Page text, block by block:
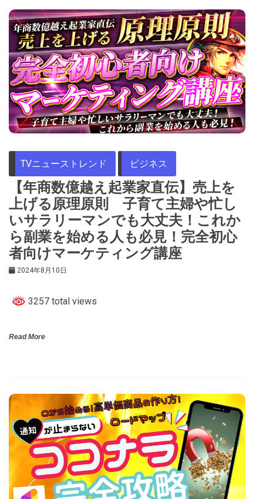
TVニューストレンド ビジネス
【年商数億越え起業家直伝】売上を
上げる原理原則 子育て主婦や忙し
いサラリーマンでも大丈夫！これか
ら副業を始める人も必見！完全初心
者向けマーケティング講座
2024年8月10日
3257 total views
Read More